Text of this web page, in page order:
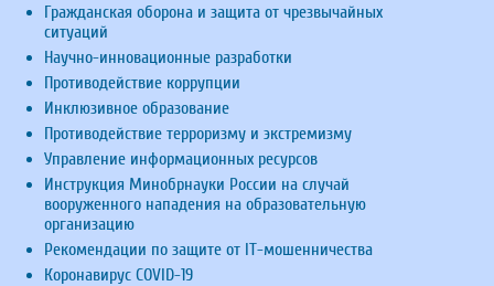
Гражданская оборона и защита от чрезвычайных
ситуаций
Научно-инновационные разработки
Противодействие коррупции
Инклюзивное образование
Противодействие терроризму и экстремизму
Управление информационных ресурсов
Инструкция Минобрнауки России на случай
вооруженного нападения на образовательную
организацию
Рекомендации по защите от IT-мошенничества
Коронавирус COVID-19